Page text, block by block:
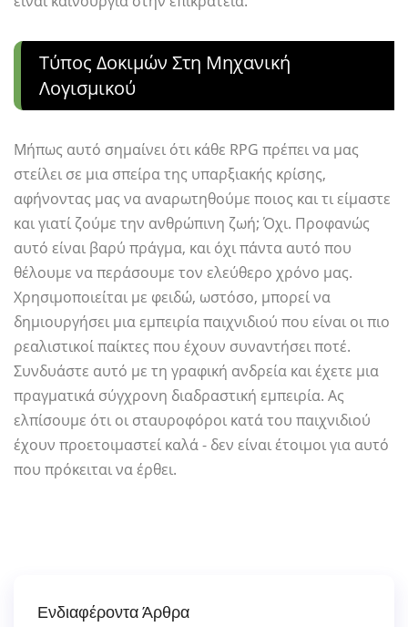
Τύπος Δοκιμών Στη Μηχανική
Λογισμικού
Μήπως αυτό σημαίνει ότι κάθε RPG πρέπει να μας
στείλει σε μια σπείρα της υπαρξιακής κρίσης,
αφήνοντας μας να αναρωτηθούμε ποιος και τι είμαστε
και γιατί ζούμε την ανθρώπινη ζωή; Όχι. Προφανώς
αυτό είναι βαρύ πράγμα, και όχι πάντα αυτό που
θέλουμε να περάσουμε τον ελεύθερο χρόνο μας.
Χρησιμοποιείται με φειδώ, ωστόσο, μπορεί να
δημιουργήσει μια εμπειρία παιχνιδιού που είναι οι πιο
ρεαλιστικοί παίκτες που έχουν συναντήσει ποτέ.
Συνδυάστε αυτό με τη γραφική ανδρεία και έχετε μια
πραγματικά σύγχρονη διαδραστική εμπειρία. Ας
ελπίσουμε ότι οι σταυροφόροι κατά του παιχνιδιού
έχουν προετοιμαστεί καλά - δεν είναι έτοιμοι για αυτό
που πρόκειται να έρθει.
Ενδιαφέροντα Άρθρα